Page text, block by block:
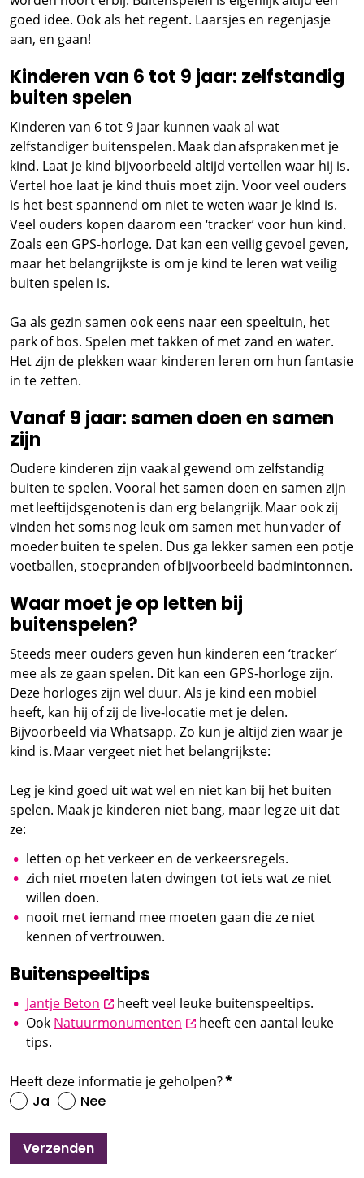
goed idee. Ook als het regent. Laarsjes en regenjasje
aan, en gaan!
Kinderen van 6 tot 9 jaar: zelfstandig
buiten spelen
Kinderen van 6 tot 9 jaar kunnen vaak al wat
zelfstandiger buitenspelen. Maak dan afspraken met je
kind. Laat je kind bijvoorbeeld altijd vertellen waar hij is.
Vertel hoe laat je kind thuis moet zijn. Voor veel ouders
is het best spannend om niet te weten waar je kind is.
Veel ouders kopen daarom een ‘tracker’ voor hun kind.
Zoals een GPS-horloge. Dat kan een veilig gevoel geven,
maar het belangrijkste is om je kind te leren wat veilig
buiten spelen is.
Ga als gezin samen ook eens naar een speeltuin, het
park of bos. Spelen met takken of met zand en water.
Het zijn de plekken waar kinderen leren om hun fantasie
in te zetten.
Vanaf 9 jaar: samen doen en samen
zijn
Oudere kinderen zijn vaak al gewend om zelfstandig
buiten te spelen. Vooral het samen doen en samen zijn
met leeftijdsgenoten is dan erg belangrijk. Maar ook zij
vinden het soms nog leuk om samen met hun vader of
moeder buiten te spelen. Dus ga lekker samen een potje
voetballen, stoepranden of bijvoorbeeld badmintonnen.
Waar moet je op letten bij
buitenspelen?
Steeds meer ouders geven hun kinderen een ‘tracker’
mee als ze gaan spelen. Dit kan een GPS-horloge zijn.
Deze horloges zijn wel duur. Als je kind een mobiel
heeft, kan hij of zij de live-locatie met je delen.
Bijvoorbeeld via Whatsapp. Zo kun je altijd zien waar je
kind is. Maar vergeet niet het belangrijkste:
Leg je kind goed uit wat wel en niet kan bij het buiten
spelen. Maak je kinderen niet bang, maar leg ze uit dat
ze:
letten op het verkeer en de verkeersregels.
zich niet moeten laten dwingen tot iets wat ze niet
willen doen.
nooit met iemand mee moeten gaan die ze niet
kennen of vertrouwen.
Buitenspeeltips
Jantje Beton opent nieuw scherm
heeft veel leuke buitenspeeltips.
Ook Natuurmonumenten opent nieuw scherm
heeft een aantal leuke
tips.
Heeft deze informatie je geholpen?*
Ja Nee
Verzenden